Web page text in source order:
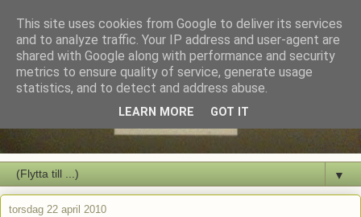
▼
torsdag 22 april 2010
This site uses cookies from Google to deliver its services
and to analyze traffic. Your IP address and user-agent are
shared with Google along with performance and security
metrics to ensure quality of service, generate usage
statistics, and to detect and address abuse.
LEARN MORE GOT IT